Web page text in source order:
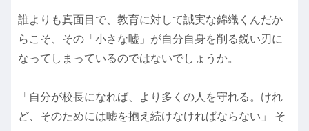
誰よりも真面目で、教育に対して誠実な錦織くんだか
らこそ、その「小さな嘘」が自分自身を削る鋭い刃に
なってしまっているのではないでしょうか。
「自分が校長になれば、より多くの人を守れる。けれ
ど、そのためには嘘を抱え続けなければならない」 そ